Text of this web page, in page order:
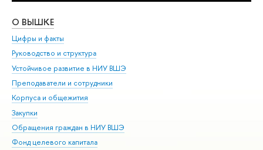
О ВЫШКЕ
Цифры и факты
Руководство и структура
Устойчивое развитие в НИУ ВШЭ
Преподаватели и сотрудники
Корпуса и общежития
Закупки
Обращения граждан в НИУ ВШЭ
Фонд целевого капитала